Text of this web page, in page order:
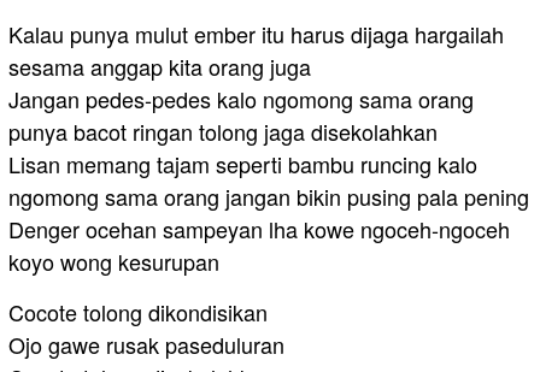
Kalau punya mulut ember itu harus dijaga hargailah
sesama anggap kita orang juga
Jangan pedes-pedes kalo ngomong sama orang
punya bacot ringan tolong jaga disekolahkan
Lisan memang tajam seperti bambu runcing kalo
ngomong sama orang jangan bikin pusing pala pening
Denger ocehan sampeyan lha kowe ngoceh-ngoceh
koyo wong kesurupan
Cocote tolong dikondisikan
Ojo gawe rusak paseduluran